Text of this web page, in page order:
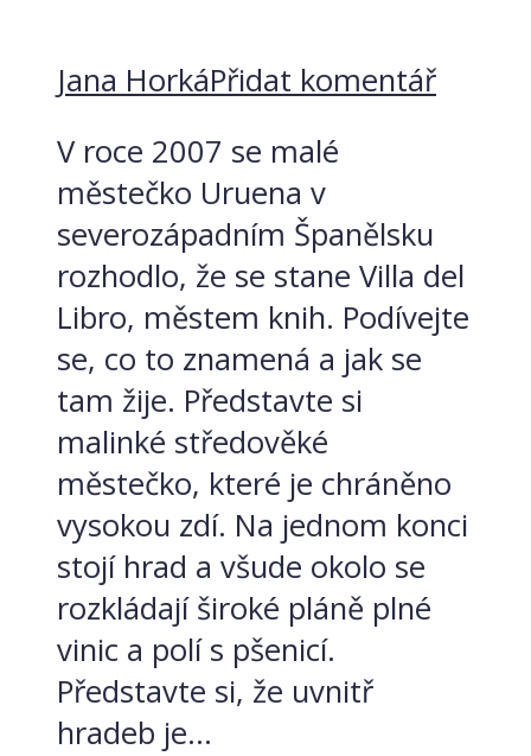
Jana HorkáPřidat komentář
V roce 2007 se malé
městečko Uruena v
severozápadním Španělsku
rozhodlo, že se stane Villa del
Libro, městem knih. Podívejte
se, co to znamená a jak se
tam žije. Představte si
malinké středověké
městečko, které je chráněno
vysokou zdí. Na jednom konci
stojí hrad a všude okolo se
rozkládají široké pláně plné
vinic a polí s pšenicí.
Představte si, že uvnitř
hradeb je...